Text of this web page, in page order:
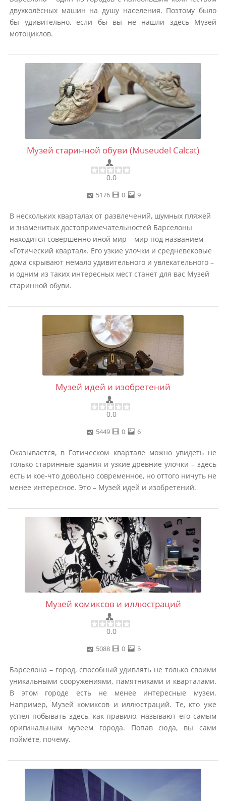
двухколёсных машин на душу населения. Поэтому было
бы удивительно, если бы вы не нашли здесь Музей
мотоциклов.
Музей старинной обуви (Museudel Calcat)
0.0
5176 0 9
В нескольких кварталах от развлечений, шумных пляжей
и знаменитых достопримечательностей Барселоны
находится совершенно иной мир – мир под названием
«Готический квартал». Его узкие улочки и средневековые
дома скрывают немало удивительного и увлекательного –
и одним из таких интересных мест станет для вас Музей
старинной обуви.
Музей идей и изобретений
0.0
5449 0 6
Оказывается, в Готическом квартале можно увидеть не
только старинные здания и узкие древние улочки – здесь
есть и кое-что довольно современное, но оттого ничуть не
менее интересное. Это – Музей идей и изобретений.
Музей комиксов и иллюстраций
0.0
5088 0 5
Барселона – город, способный удивлять не только своими
уникальными сооружениями, памятниками и кварталами.
В этом городе есть не менее интересные музеи.
Например, Музей комиксов и иллюстраций. Те, кто уже
успел побывать здесь, как правило, называют его самым
оригинальным музеем города. Попав сюда, вы сами
поймёте, почему.